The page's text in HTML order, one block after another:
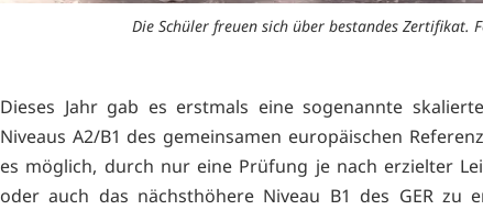
Die Schüler freuen sich über bestandes Zertifikat.
Dieses Jahr gab es erstmals eine sogenannte
Niveaus A2/B1 des gemeinsamen europäischen
es möglich, durch nur eine Prüfung je nach erzielter
oder auch das nächsthöhere Niveau B1 des GER zu